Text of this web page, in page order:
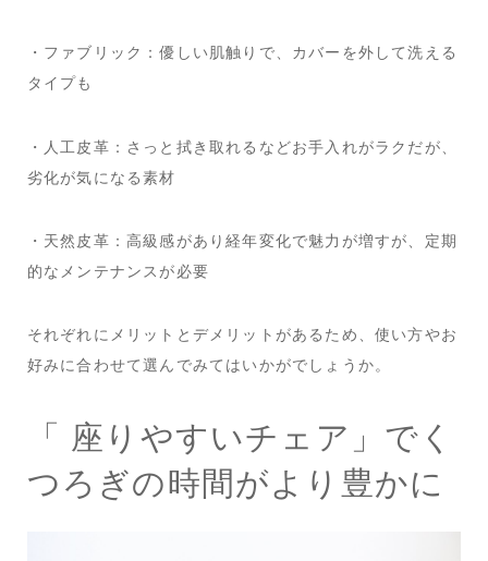
・ファブリック：優しい肌触りで、カバーを外して洗える
タイプも
・人工皮革：さっと拭き取れるなどお手入れがラクだが、
劣化が気になる素材
・天然皮革：高級感があり経年変化で魅力が増すが、定期
的なメンテナンスが必要
それぞれにメリットとデメリットがあるため、使い方やお
好みに合わせて選んでみてはいかがでしょうか。
「 座りやすいチェア」でく
つろぎの時間がより豊かに